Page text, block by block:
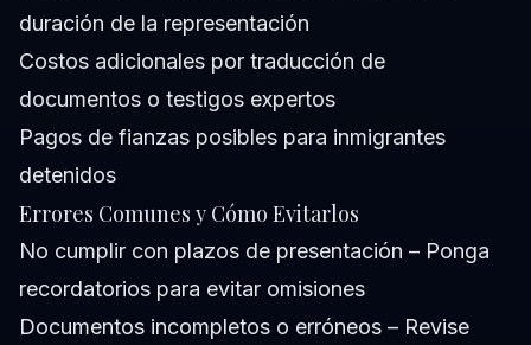
duración de la representación
Costos adicionales por traducción de
documentos o testigos expertos
Pagos de fianzas posibles para inmigrantes
detenidos
Errores Comunes y Cómo Evitarlos
No cumplir con plazos de presentación – Ponga
recordatorios para evitar omisiones
Documentos incompletos o erróneos – Revise